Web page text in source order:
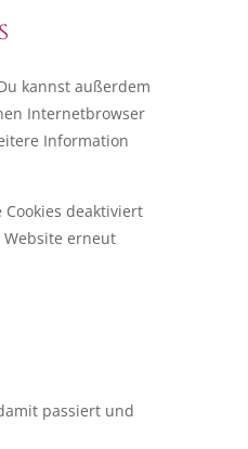
kannst außerdem
Internetbrowser
Information
deaktiviert
erneut
passiert und